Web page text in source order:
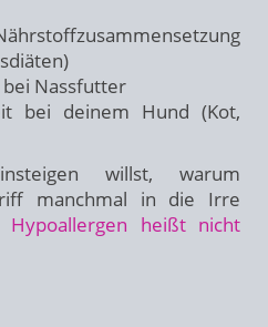
Nassfutter
bei deinem Hund (Kot,
willst, warum
manchmal in die Irre
Hypoallergen heißt nicht